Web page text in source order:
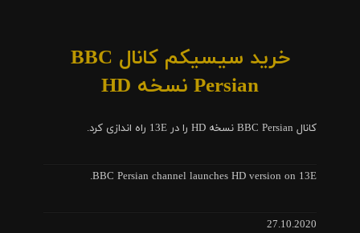
خرید سیسیکم کانال BBC
Persian نسخه HD
کانال BBC Persian نسخه HD را در 13E راه اندازی کرد.
BBC Persian channel launches HD version on 13E.
27.10.2020